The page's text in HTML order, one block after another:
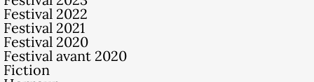
Festival 2022
Festival 2021
Festival 2020
Festival avant 2020
Fiction